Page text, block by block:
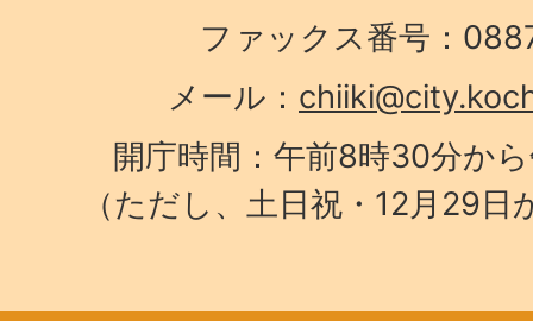
ファックス番号：
メール：
開庁時間：午前8時30分か
（ただし、土日祝・12月29